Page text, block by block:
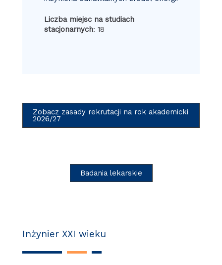
Liczba miejsc na studiach
stacjonarnych: 18
Zobacz zasady rekrutacji na rok akademicki
2026/27
Badania lekarskie
Inżynier XXI wieku